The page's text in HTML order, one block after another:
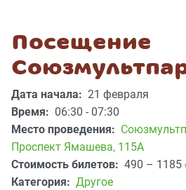
Посещение
Дата начала: 21 февраля
Время: 06:30 - 07:30
Место проведения:
Проспект Ямашева, 115А
Стоимость билетов: 490 – 1185
Категория: Другое